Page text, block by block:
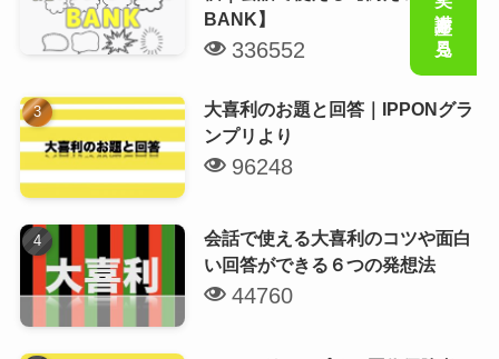
BANK】
336552
大喜利のお題と回答｜IPPONグラ
ンプリより
96248
会話で使える大喜利のコツや面白
い回答ができる６つの発想法
44760